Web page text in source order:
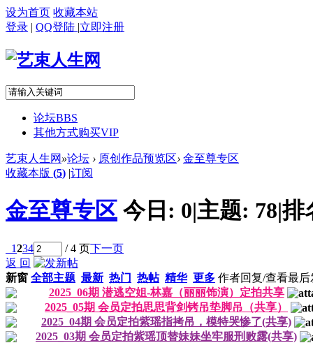
设为首页 收藏本站
登录 | QQ登陆 |立即注册
论坛BBS
其他方式购买VIP
艺束人生网 »论坛 › 原创作品预览区› 金至尊专区
收藏本版 (5) |订阅
金至尊专区 今日: 0|主题: 78|排
1234 / 4 页下一页
返 回
新窗 全部主题 最新 热门 热帖 精华 更多 作者回复/查看最后
2025_06期 潜逃空姐-林嘉（丽丽饰演）定拍共享
2025_05期 会员定拍思思背剑铐吊垫脚吊（共享）
2025_04期 会员定拍紫瑶指拷吊，模特哭惨了(共享)
2025_03期 会员定拍紫瑶顶替妹妹坐牢服刑败露(共享)